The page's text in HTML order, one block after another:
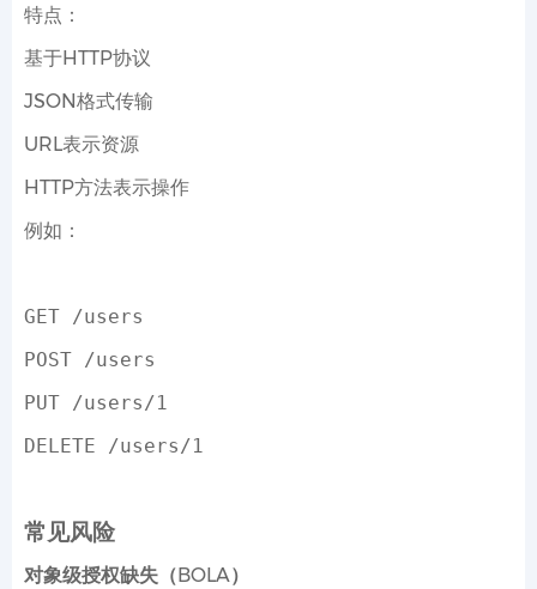
特点：
基于HTTP协议
JSON格式传输
URL表示资源
HTTP方法表示操作
例如：
GET /users
POST /users
PUT /users/1
DELETE /users/1
常见风险
对象级授权缺失（BOLA）